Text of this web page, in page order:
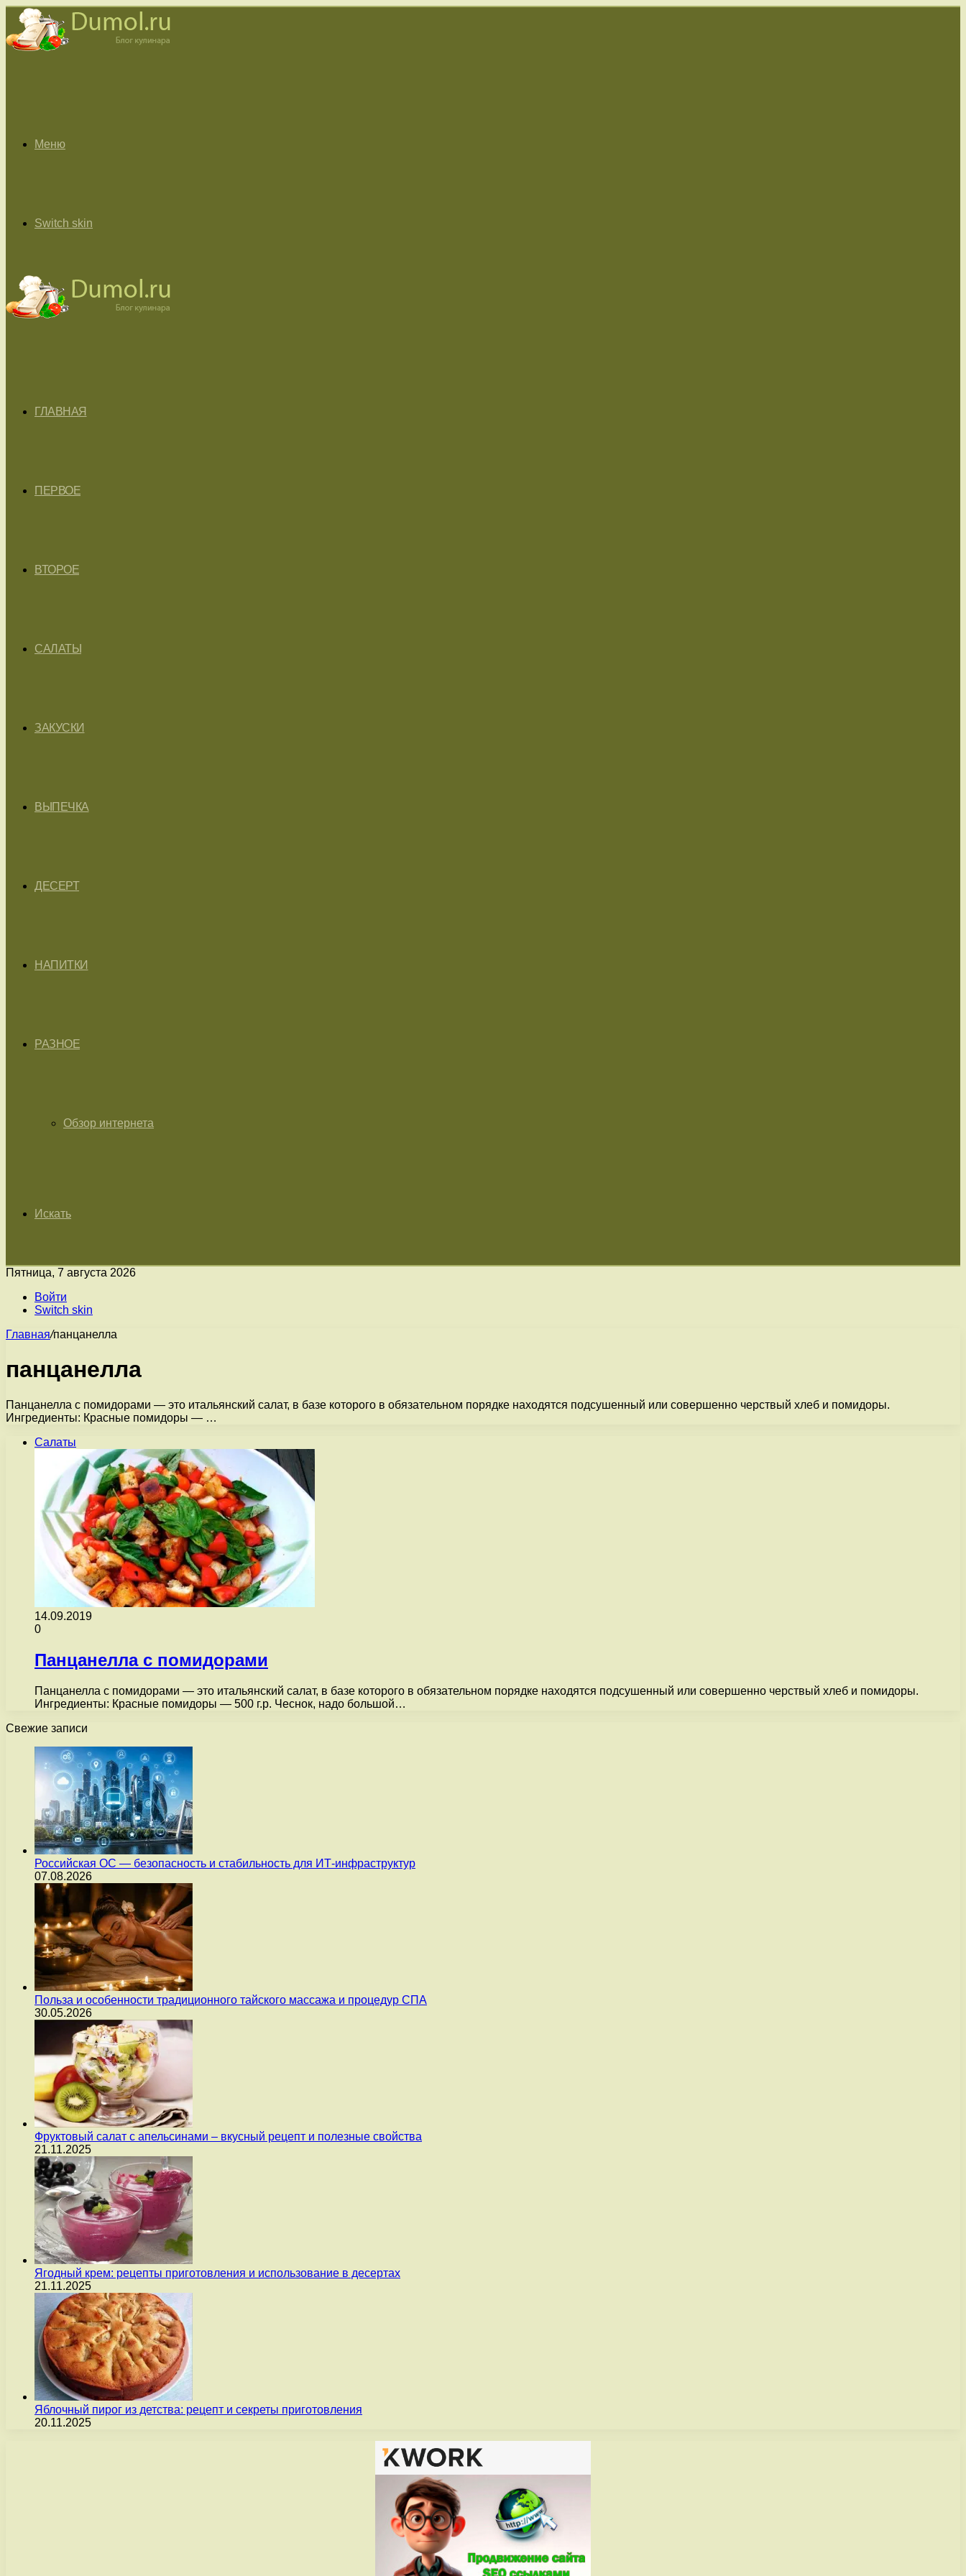
Меню
Switch skin
ГЛАВНАЯ
ПЕРВОЕ
ВТОРОЕ
САЛАТЫ
ЗАКУСКИ
ВЫПЕЧКА
ДЕСЕРТ
НАПИТКИ
РАЗНОЕ
Обзор интернета
Искать
Пятница, 7 августа 2026
Войти
Switch skin
Главная/панцанелла
панцанелла
Панцанелла с помидорами — это итальянский салат, в базе которого в обязательном порядке находятся подсушенный или совершенно черствый хлеб и помидоры.
Ингредиенты: Красные помидоры — …
Салаты
14.09.2019
0
Панцанелла с помидорами
Панцанелла с помидорами — это итальянский салат, в базе которого в обязательном порядке находятся подсушенный или совершенно черствый хлеб и помидоры.
Ингредиенты: Красные помидоры — 500 г.р. Чеснок, надо большой…
Свежие записи
Российская ОС — безопасность и стабильность для ИТ-инфраструктур
07.08.2026
Польза и особенности традиционного тайского массажа и процедур СПА
30.05.2026
Фруктовый салат с апельсинами – вкусный рецепт и полезные свойства
21.11.2025
Ягодный крем: рецепты приготовления и использование в десертах
21.11.2025
Яблочный пирог из детства: рецепт и секреты приготовления
20.11.2025